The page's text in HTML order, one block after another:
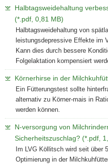
Halbtagsweidehaltung
(*.pdf, 0,81 MB)
Halbtagsweidehaltung von
leistungsdepressive Effekte im
Kann dies durch bessere
Folgelaktation kompensiert
Körnerhirse in der
Ein Fütterungstest sollte
alternativ zu Körner-mais in
werden können.
N-versorgung von
Sicherheitszuschlag? (*.pdf,
Im LVG Köllitsch wird seit über
Optimierung in der